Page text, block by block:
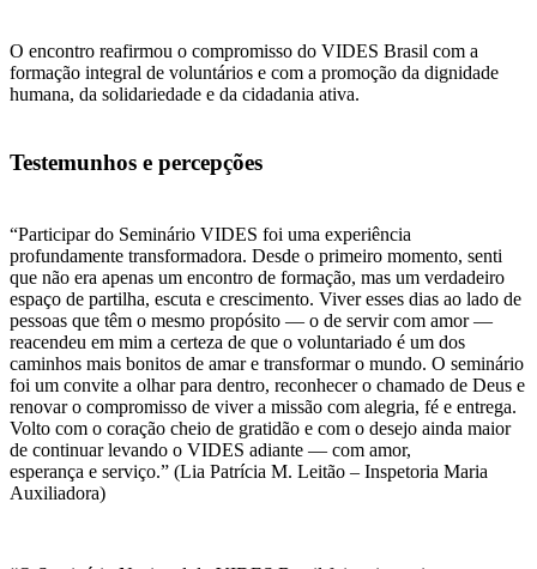
O encontro reafirmou o compromisso do VIDES Brasil com a
formação integral de voluntários e com a promoção da dignidade
humana, da solidariedade e da cidadania ativa.
Testemunhos e percepções
“Participar do Seminário VIDES foi uma experiência
profundamente transformadora. Desde o primeiro momento, senti
que não era apenas um encontro de formação, mas um verdadeiro
espaço de partilha, escuta e crescimento. Viver esses dias ao lado de
pessoas que têm o mesmo propósito — o de servir com amor —
reacendeu em mim a certeza de que o voluntariado é um dos
caminhos mais bonitos de amar e transformar o mundo. O seminário
foi um convite a olhar para dentro, reconhecer o chamado de Deus e
renovar o compromisso de viver a missão com alegria, fé e entrega.
Volto com o coração cheio de gratidão e com o desejo ainda maior
de continuar levando o VIDES adiante — com amor,
esperança e serviço.” (Lia Patrícia M. Leitão – Inspetoria Maria
Auxiliadora)